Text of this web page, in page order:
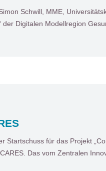
Schwill, MME,
der Digitalen Modellregion
Startschuss für das Projekt
Das vom Zentralen